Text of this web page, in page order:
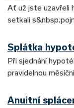
Ať už jste uzavřeli
setkali
Splátka
Při sjednání
pravidelnou
Anuitní